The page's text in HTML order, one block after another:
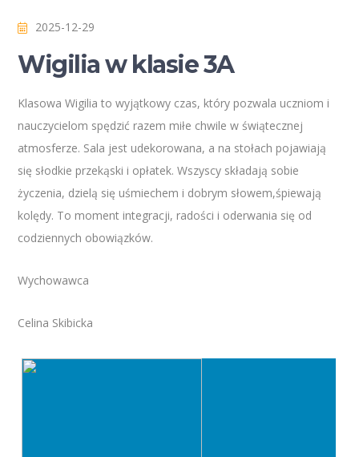
2025-12-29
Wigilia w klasie 3A
Klasowa Wigilia to wyjątkowy czas, który pozwala uczniom i
nauczycielom spędzić razem miłe chwile w świątecznej
atmosferze. Sala jest udekorowana, a na stołach pojawiają
się słodkie przekąski i opłatek. Wszyscy składają sobie
życzenia, dzielą się uśmiechem i dobrym słowem,śpiewają
kolędy. To moment integracji, radości i oderwania się od
codziennych obowiązków.
Wychowawca
Celina Skibicka